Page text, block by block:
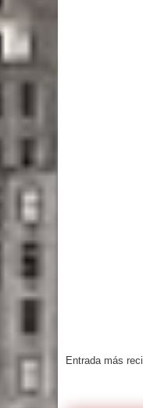
Entrada más